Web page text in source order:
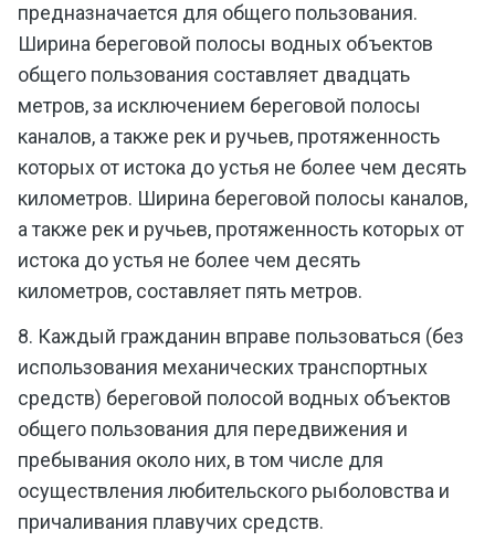
предназначается для общего пользования.
Ширина береговой полосы водных объектов
общего пользования составляет двадцать
метров, за исключением береговой полосы
каналов, а также рек и ручьев, протяженность
которых от истока до устья не более чем десять
километров. Ширина береговой полосы каналов,
а также рек и ручьев, протяженность которых от
истока до устья не более чем десять
километров, составляет пять метров.
8. Каждый гражданин вправе пользоваться (без
использования механических транспортных
средств) береговой полосой водных объектов
общего пользования для передвижения и
пребывания около них, в том числе для
осуществления любительского рыболовства и
причаливания плавучих средств.